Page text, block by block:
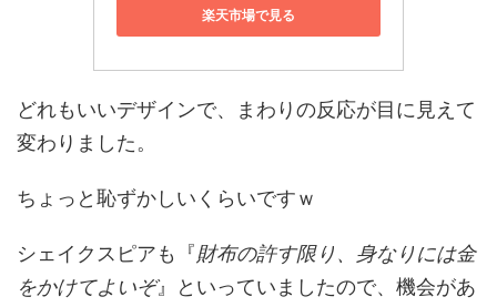
楽天市場で見る
どれもいいデザインで、まわりの反応が目に見えて
変わりました。
ちょっと恥ずかしいくらいですｗ
シェイクスピアも『財布の許す限り、身なりには金
をかけてよいぞ』といっていましたので、機会があ